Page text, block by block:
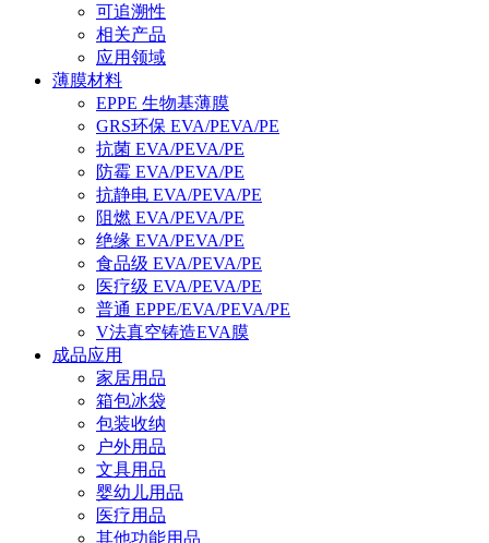
可追溯性
相关产品
应用领域
薄膜材料
EPPE 生物基薄膜
GRS环保 EVA/PEVA/PE
抗菌 EVA/PEVA/PE
防霉 EVA/PEVA/PE
抗静电 EVA/PEVA/PE
阻燃 EVA/PEVA/PE
绝缘 EVA/PEVA/PE
食品级 EVA/PEVA/PE
医疗级 EVA/PEVA/PE
普通 EPPE/EVA/PEVA/PE
V法真空铸造EVA膜
成品应用
家居用品
箱包冰袋
包装收纳
户外用品
文具用品
婴幼儿用品
医疗用品
其他功能用品